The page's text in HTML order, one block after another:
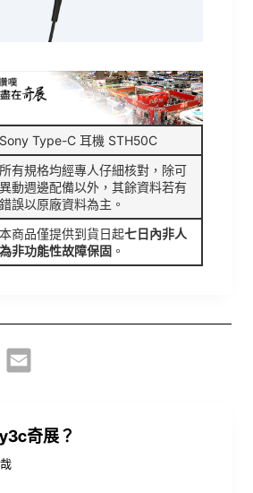
Sony Type-C 耳機 STH50C
所有規格均經專人仔細核對，除可
異動週邊配備以外，其餘資料若有
錯誤以原廠資料為主。
本商品僅提供到貨日起七日內非人
為非功能性故障保固 。
Email
奇展？